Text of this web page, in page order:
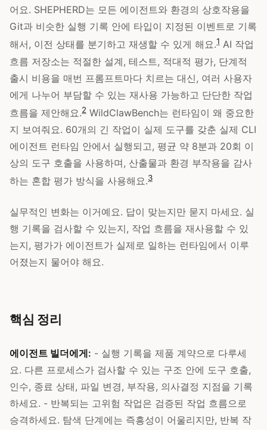
어요. SHEPHERD는 모든 에이전트와 환경의 상호작용을
Git과 비슷한 실행 기록 안에 타입이 지정된 이벤트로 기록
해서, 이전 상태를 분기하고 재생할 수 있게 해요.1 AI 작업
흐름 저장소는 적절한 설계, 테스트, 적대적 평가, 단계적
출시 비용을 매번 프롬프트마다 치르는 대신, 여러 사용자
에게 나누어 부담할 수 있는 재사용 가능하고 단단한 작업
흐름을 제안해요.2 WildClawBench는 런타임이 왜 중요한
지 보여줘요. 60개의 긴 작업이 실제 도구를 갖춘 실제 CLI
에이전트 런타임 안에서 실행되고, 평균 약 8분과 20회 이
상의 도구 호출을 사용하며, 산출물과 환경 부작용을 감사
하는 혼합 평가 방식을 사용해요.3
실무적인 변화는 이거예요. 답이 맞는지만 묻지 마세요. 실
행 기록을 검사할 수 있는지, 작업 흐름을 재사용할 수 있
는지, 평가가 에이전트가 실제로 일하는 런타임에서 이루
어졌는지 물어야 해요.
핵심 정리
에이전트 빌더에게: - 실행 기록을 제품 계약으로 다루세
요. 다른 프로세스가 검사할 수 있는 구조 안에 도구 호출,
인수, 종료 상태, 파일 변경, 부작용, 의사결정 지점을 기록
하세요. - 반복되는 고위험 작업은 검증된 작업 흐름으로
승격하세요. 탐색 단계에는 즉흥성이 어울리지만, 반복 작